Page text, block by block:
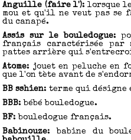
Anguille (faire l'): lorsque
mou et qu'il ne veut pas se
du canapé.
Assis sur le bouledogue:
français caractérisée par
pattes arrière qui
Atome: jouet en peluche en
que l'on tète avant de
BB sshien: terme qui
BBB: bébé bouledogue.
BF: bouledogue français.
Babinouze: babine du